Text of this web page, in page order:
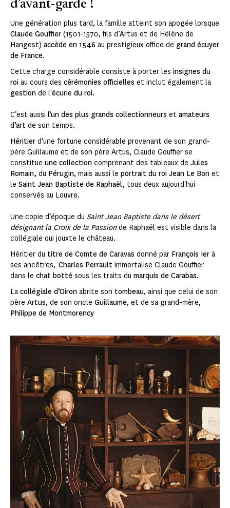
d’avant-garde !
Une génération plus tard, la famille atteint son apogée lorsque
Claude Gouffier (1501-1570, fils d’Artus et de Hélène de
Hangest) accède en 1546 au prestigieux office de grand écuyer
de France.
Cette charge considérable consiste à porter les insignes du
roi au cours des cérémonies officielles et inclut également la
gestion de l'écurie du roi.
C’est aussi l’un des plus grands collectionneurs et amateurs
d’art de son temps.
Héritier d'une fortune considérable provenant de son grand-
père Guillaume et de son père Artus, Claude Gouffier se
constitue une collection comprenant des tableaux de Jules
Romain, du Pérugin, mais aussi le portrait du roi Jean Le Bon et
le Saint Jean Baptiste de Raphaël, tous deux aujourd'hui
conservés au Louvre.
Une copie d’époque du Saint Jean Baptiste dans le désert
désignant la Croix de la Passionde Raphaël est visible dans la
collégiale qui jouxte le château.
Héritier du titre de Comte de Caravas donné par François Ier à
ses ancêtres, Charles Perrault immortalise Claude Gouffier
dans le chat botté sous les traits du marquis de Carabas.
La collégiale d’Oiron abrite son tombeau, ainsi que celui de son
père Artus, de son oncle Guillaume, et de sa grand-mère,
Philippe de Montmorency